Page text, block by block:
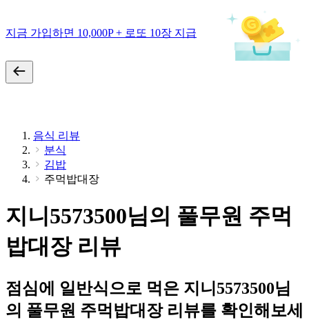
지금 가입하면 10,000P + 로또 10장 지급
음식 리뷰
분식
김밥
주먹밥대장
지니5573500님의 풀무원 주먹
밥대장 리뷰
점심에 일반식으로 먹은 지니5573500님
의 풀무원 주먹밥대장 리뷰를 확인해보세